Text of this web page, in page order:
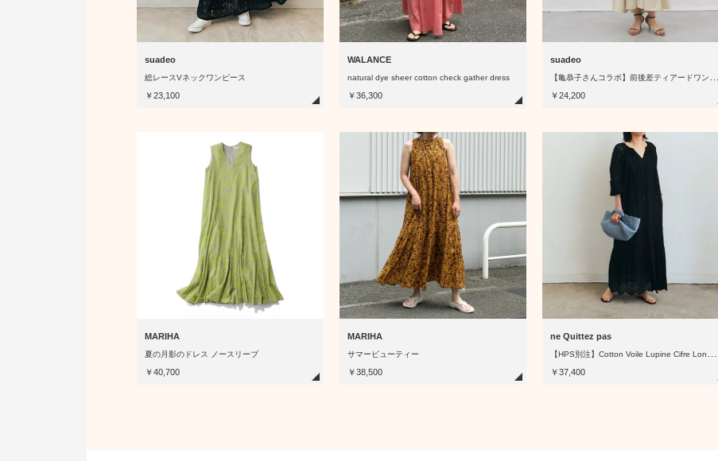
suadeo
総レースVネックワンピース
￥23,100
WALANCE
natural dye sheer cotton check gather dress
￥36,300
suadeo
【
亀恭子さんコラボ】前後差ティアードワンピース
￥24,200
MARIHA
夏の月影のドレス ノースリーブ
￥40,700
MARIHA
サマービューティー
￥38,500
ne Quittez pas
￥37,400